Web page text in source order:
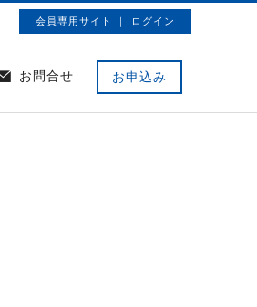
会員専用サイト ｜ ログイン
お問合せ お申込み